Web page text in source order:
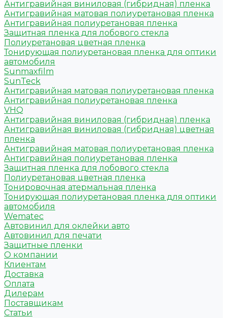
Антигравийная виниловая (гибридная) пленка
Антигравийная матовая полиуретановая пленка
Антигравийная полиуретановая пленка
Защитная пленка для лобового стекла
Полиуретановая цветная пленка
Тонирующая полиуретановая пленка для оптики
автомобиля
Sunmaxfilm
SunTeck
Антигравийная матовая полиуретановая пленка
Антигравийная полиуретановая пленка
VHQ
Антигравийная виниловая (гибридная) пленка
Антигравийная виниловая (гибридная) цветная
пленка
Антигравийная матовая полиуретановая пленка
Антигравийная полиуретановая пленка
Защитная пленка для лобового стекла
Полиуретановая цветная пленка
Тонировочная атермальная пленка
Тонирующая полиуретановая пленка для оптики
автомобиля
Wematec
Автовинил для оклейки авто
Автовинил для печати
Защитные пленки
О компании
Клиентам
Доставка
Оплата
Дилерам
Поставщикам
Статьи